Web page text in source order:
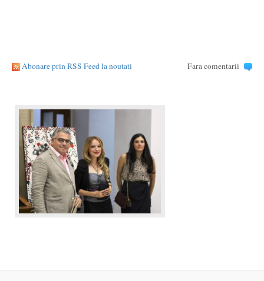
Abonare prin RSS Feed la noutati Fara comentarii